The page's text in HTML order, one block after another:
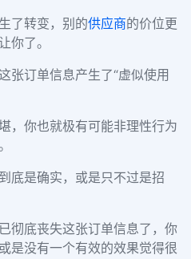
了转变，别的供应商的价位更
你了。
张订单信息产生了“虚似使用
，你也就极有可能非理性行为
底是确实，或是只不过是招
彻底丧失这张订单信息了，你
是没有一个有效的效果觉得很